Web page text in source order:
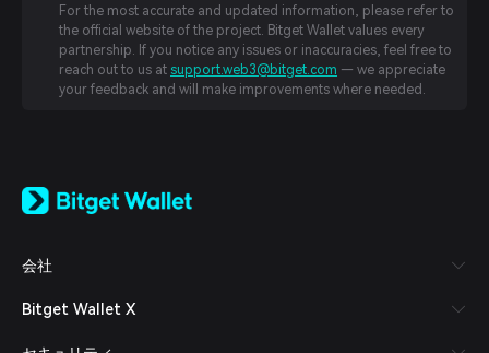
For the most accurate and updated information, please refer to
the official website of the project. Bitget Wallet values every
partnership. If you notice any issues or inaccuracies, feel free to
reach out to us at support.web3@bitget.com — we appreciate
your feedback and will make improvements where needed.
日本語
Español (Latinoamérica)
Italiano
会社
Bitget Wallet X